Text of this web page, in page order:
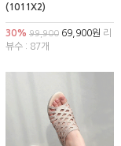
(1011X2)
30% 99,900 69,900원 리
뷰수 : 87개